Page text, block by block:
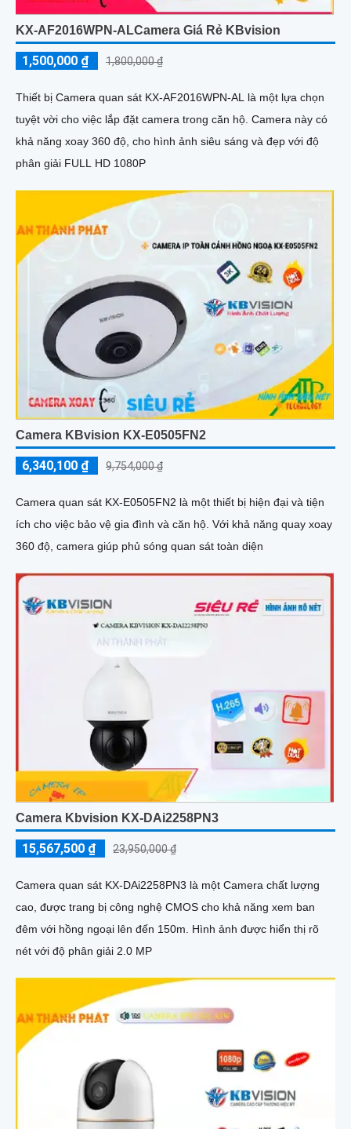
KX-AF2016WPN-ALCamera Giá Rẻ KBvision
1,500,000 ₫ 1,800,000 ₫
Thiết bị Camera quan sát KX-AF2016WPN-AL là một lựa chọn
tuyệt vời cho việc lắp đặt camera trong căn hộ. Camera này có
khả năng xoay 360 độ, cho hình ảnh siêu sáng và đẹp với độ
phân giải FULL HD 1080P
Camera KBvision KX-E0505FN2
6,340,100 ₫ 9,754,000 ₫
Camera quan sát KX-E0505FN2 là một thiết bị hiện đại và tiện
ích cho việc bảo vệ gia đình và căn hộ. Với khả năng quay xoay
360 độ, camera giúp phủ sóng quan sát toàn diện
Camera Kbvision KX-DAi2258PN3
15,567,500 ₫ 23,950,000 ₫
Camera quan sát KX-DAi2258PN3 là một Camera chất lượng
cao, được trang bị công nghệ CMOS cho khả năng xem ban
đêm với hồng ngoại lên đến 150m. Hình ảnh được hiển thị rõ
nét với độ phân giải 2.0 MP